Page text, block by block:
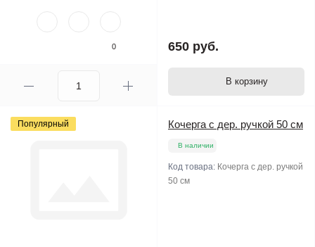
0 650 руб.
В корзину
Популярный Кочерга с дер. ручкой 50 см
В наличии
Код товара: Кочерга с дер. ручкой
50 см